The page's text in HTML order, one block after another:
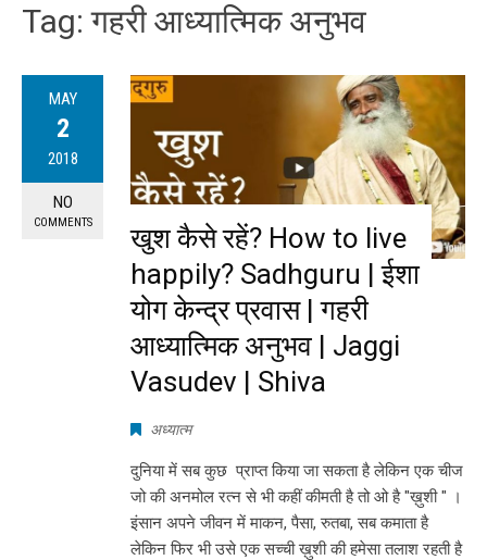
Tag:गहरी आध्यात्मिक अनुभव
MAY
2
2018
NO
COMMENTS
खुश कैसे रहें? How to live
happily? Sadhguru | ईशा
योग केन्द्र प्रवास | गहरी
आध्यात्मिक अनुभव | Jaggi
Vasudev | Shiva
अध्यात्म
दुनिया में सब कुछ प्राप्त किया जा सकता है लेकिन एक चीज
जो की अनमोल रत्न से भी कहीं कीमती है तो ओ है "ख़ुशी " ।
इंसान अपने जीवन में माकन, पैसा, रुतबा, सब कमाता है
लेकिन फिर भी उसे एक सच्ची ख़ुशी की हमेसा तलाश रहती है